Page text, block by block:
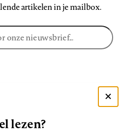
artikelen in je mailbox.
lezen?